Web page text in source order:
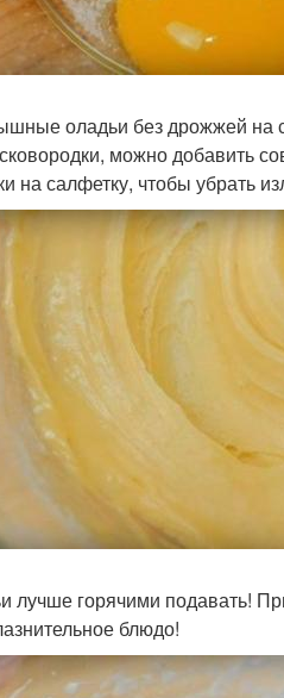
оладьи без дрожжей на
можно добавить
на салфетку, чтобы убрать
горячими подавать!
блюдо!